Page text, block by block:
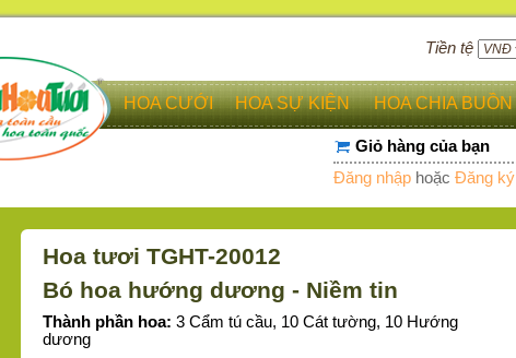
Tiền tệ
HOA CƯỚI HOA SỰ KIỆN HOA CHIA BUỒN
Giỏ hàng của bạn
Đăng nhập hoặc Đăng ký
Hoa tươi TGHT-20012
Bó hoa hướng dương - Niềm tin
Thành phần hoa: 3 Cẩm tú cầu, 10 Cát tường, 10 Hướng
dương